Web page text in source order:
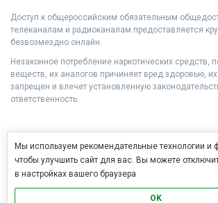
Доступ к общероссийским обязательным
телеканалам и радиоканалам предоставляется
безвозмездно онлайн.
Незаконное потребление наркотических средств,
веществ, их аналогов причиняет вред здоровью,
запрещен и влечет установленную
ответственность.
Мы используем рекомендательные технологии и
чтобы улучшить сайт для вас. Вы можете
в настройках вашего браузера
OK